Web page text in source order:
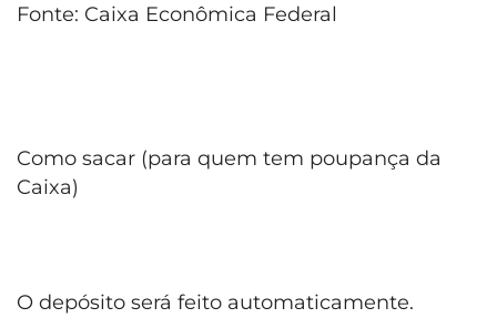
Fonte: Caixa Econômica Federal
Como sacar (para quem tem poupança da
Caixa)
O depósito será feito automaticamente.